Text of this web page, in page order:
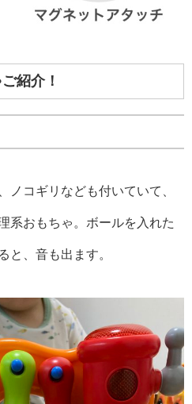
紹介！
ノコギリなども付いていて、
系おもちゃ。ボールを入れた
と、音も出ます。